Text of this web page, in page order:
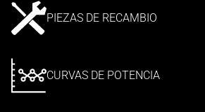
PIEZAS DE RECAMBIO
CURVAS DE POTENCIA